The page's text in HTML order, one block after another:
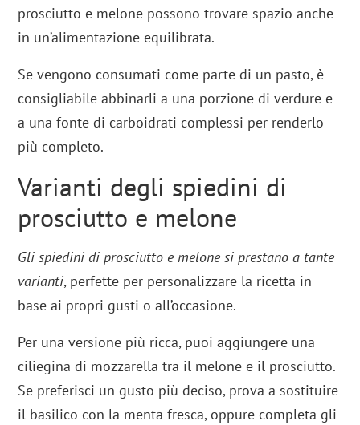
prosciutto e melone possono trovare spazio anche
in un’alimentazione equilibrata.
Se vengono consumati come parte di un pasto, è
consigliabile abbinarli a una porzione di verdure e
a una fonte di carboidrati complessi per renderlo
più completo.
Varianti degli spiedini di
prosciutto e melone
Gli spiedini di prosciutto e melone si prestano a tante
varianti, perfette per personalizzare la ricetta in
base ai propri gusti o all’occasione.
Per una versione più ricca, puoi aggiungere una
ciliegina di mozzarella tra il melone e il prosciutto.
Se preferisci un gusto più deciso, prova a sostituire
il basilico con la menta fresca, oppure completa gli